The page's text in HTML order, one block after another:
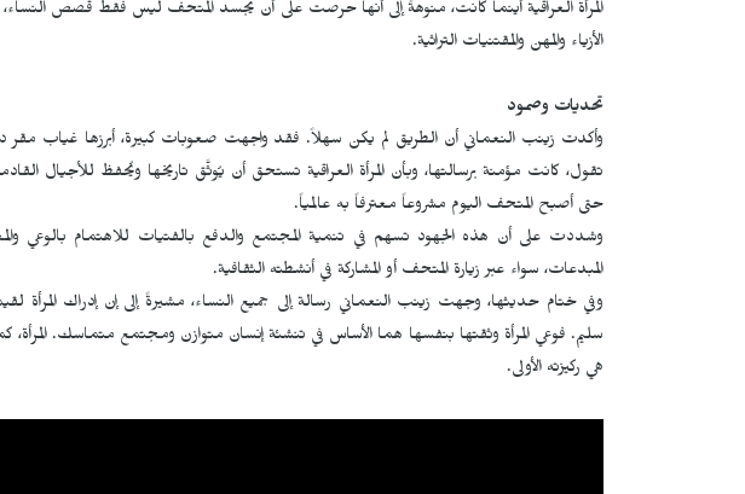
المرأة العراقية أينما كانت، منوهةً إلى أنها حرصت على أن يجسد المتحف ليس فقط قصص
الأزياء والمهن والمقتنيات التراثية.
تحديات وصمود
وأكدت زينب النعماني أن الطريق لم يكن سهلاً. فقد واجهت صعوبات كبيرة، أبرزها غياب مقر
تقول، كانت مؤمنة برسالتها، وبأن المرأة العراقية تستحق أن يُوثَّق تاريخها ويُحفظ للأجيال
حتى أصبح المتحف اليوم مشروعاً معترفاً به عالمياً.
وشددت على أن هذه الجهود تسهم في تنمية المجتمع والدفع بالفتيات للاهتمام بالوعي
المبدعات، سواء عبر زيارة المتحف أو المشاركة في أنشطته الثقافية.
وفي ختام حديثها، وجهت زينب النعماني رسالة إلى جميع النساء، مشيرةً إلى إن إدراك المرأة
سليم. فوعي المرأة وثقتها بنفسها هما الأساس في تنشئة إنسان متوازن ومجتمع متماسك. المرأة،
هي ركيزته الأولى.